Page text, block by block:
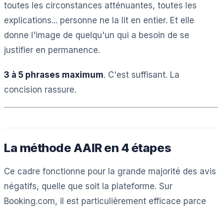
toutes les circonstances atténuantes, toutes les
explications... personne ne la lit en entier. Et elle
donne l'image de quelqu'un qui a besoin de se
justifier en permanence.
3 à 5 phrases maximum. C'est suffisant. La
concision rassure.
La méthode AAIR en 4 étapes
Ce cadre fonctionne pour la grande majorité des avis
négatifs, quelle que soit la plateforme. Sur
Booking.com, il est particulièrement efficace parce